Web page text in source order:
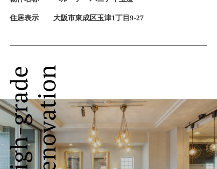
住居表示 大阪市東成区玉津1丁目9-27